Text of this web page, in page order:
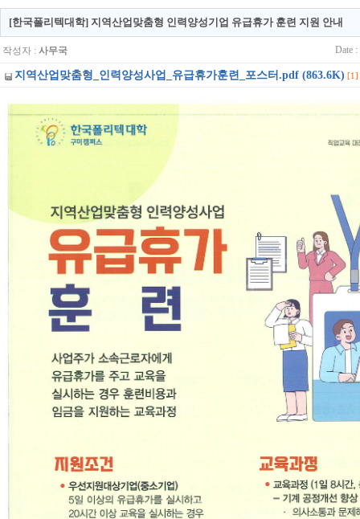
[한국폴리텍대학] 지역산업맞춤형 인력양성기업 유급휴가 훈련 지원 안내
작성자 : 사무국 Date :
지역산업맞춤형_인력양성사업_유급휴가훈련_포스터.pdf (863.6K) [1]